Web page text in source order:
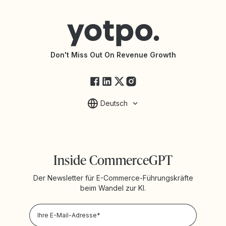
API-Dokumentation
Yotpo-ServicestatusDon't Miss Out On Revenue Growth
Deutsch
Inside CommerceGPT
Der Newsletter für E-Commerce-Führungskräfte
beim Wandel zur KI.